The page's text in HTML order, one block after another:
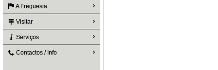
A Freguesia
Visitar
Serviços
Contactos / Info